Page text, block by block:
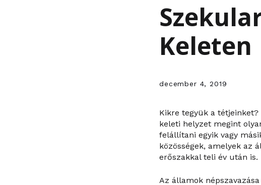
Keleten
december 4, 2019
Kikre tegyük a
keleti helyzet megint
felállítani egyik vagy
közösségek, amelyek az
erőszakkal teli év után is.
Az államok